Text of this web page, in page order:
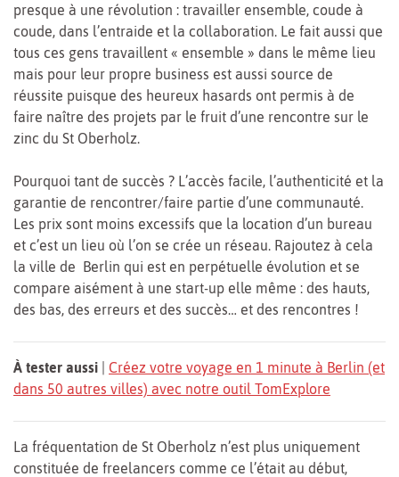
presque à une révolution : travailler ensemble, coude à
coude, dans l’entraide et la collaboration. Le fait aussi que
tous ces gens travaillent « ensemble » dans le même lieu
mais pour leur propre business est aussi source de
réussite puisque des heureux hasards ont permis à de
faire naître des projets par le fruit d’une rencontre sur le
zinc du St Oberholz.
Pourquoi tant de succès ? L’accès facile, l’authenticité et la
garantie de rencontrer/faire partie d’une communauté.
Les prix sont moins excessifs que la location d’un bureau
et c’est un lieu où l’on se crée un réseau. Rajoutez à cela
la ville de Berlin qui est en perpétuelle évolution et se
compare aisément à une start-up elle même : des hauts,
des bas, des erreurs et des succès… et des rencontres !
À tester aussi
Créez votre voyage en 1 minute à Berlin (et
dans 50 autres villes) avec notre outil TomExplore
La fréquentation de St Oberholz n’est plus uniquement
constituée de freelancers comme ce l’était au début,